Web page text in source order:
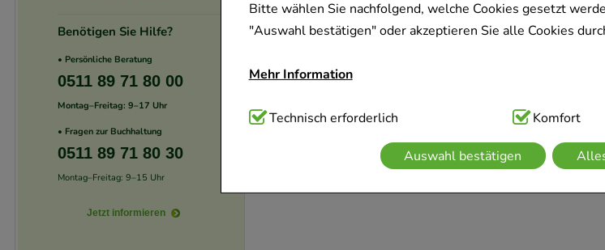
Bitte wählen Sie nachfolgend, welche Cookies gesetzt
"Auswahl bestätigen" oder akzeptieren Sie alle Cookies
Mehr Information
Technisch Notwendig:Hierbei handelt es sich um Cookies,
Website notwendig sind (z.B. Navigation, Warenkorb,
verzichtet werden kann.
Technisch erforderlich Komfort
Auswahl bestätigen
Benötigen Sie Hilfe?
• Persönliche Beratung
0511 89 71 80 00
Montag–Freitag: 9–17 Uhr
• Fragen zur Buchhaltung
0511 89 71 80 30
Montag–Freitag: 9–15 Uhr
Jetzt informieren